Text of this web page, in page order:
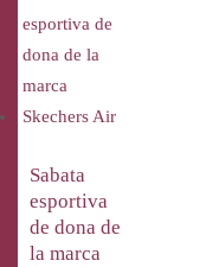
Sabata
esportiva
de dona de
la marca